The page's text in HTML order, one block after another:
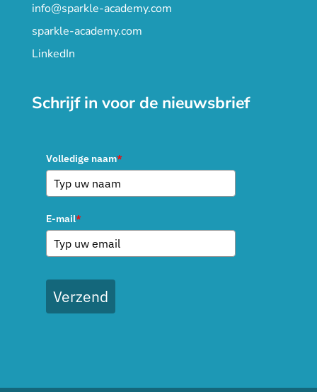
info@sparkle-academy.com
sparkle-academy.com
LinkedIn
Schrijf in voor de nieuwsbrief
Volledige naam*
E-mail*
Verzend